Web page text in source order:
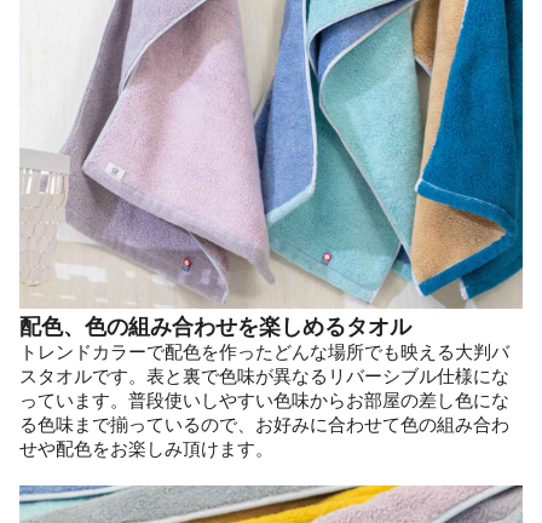
配色、色の組み合わせを楽しめるタオル
トレンドカラーで配色を作ったどんな場所でも映える大判バ
スタオルです。表と裏で色味が異なるリバーシブル仕様にな
っています。普段使いしやすい色味からお部屋の差し色にな
る色味まで揃っているので、お好みに合わせて色の組み合わ
せや配色をお楽しみ頂けます。